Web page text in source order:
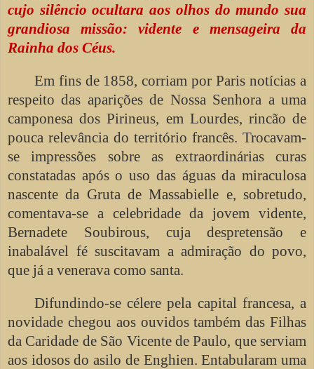
cujo silêncio ocultara aos olhos do mundo sua
grandiosa missão: vidente e mensageira da
Rainha dos Céus.
Em fins de 1858, corriam por Paris notícias a
respeito das aparições de Nossa Senhora a uma
camponesa dos Pirineus, em Lourdes, rincão de
pouca relevância do território francês. Trocavam-
se impressões sobre as extraordinárias curas
constatadas após o uso das águas da miraculosa
nascente da Gruta de Massabielle e, sobretudo,
comentava-se a celebridade da jovem vidente,
Bernadete Soubirous, cuja despretensão e
inabalável fé suscitavam a admiração do povo,
que já a venerava como santa.
Difundindo-se célere pela capital francesa, a
novidade chegou aos ouvidos também das Filhas
da Caridade de São Vicente de Paulo, que serviam
aos idosos do asilo de Enghien. Entabularam uma